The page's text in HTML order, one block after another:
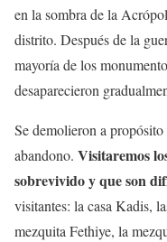
en la sombra de la
distrito. Después de la
mayoría de los
desaparecieron
Se demolieron a
abandono. Visitaremos
sobrevivido y que son
visitantes: la casa Kadis,
mezquita Fethiye, la